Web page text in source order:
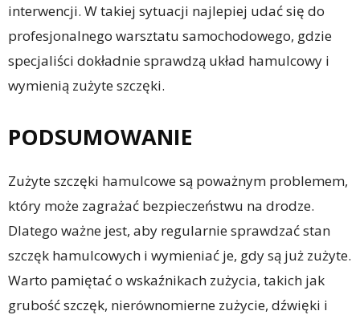
interwencji. W takiej sytuacji najlepiej udać się do
profesjonalnego warsztatu samochodowego, gdzie
specjaliści dokładnie sprawdzą układ hamulcowy i
wymienią zużyte szczęki.
PODSUMOWANIE
Zużyte szczęki hamulcowe są poważnym problemem,
który może zagrażać bezpieczeństwu na drodze.
Dlatego ważne jest, aby regularnie sprawdzać stan
szczęk hamulcowych i wymieniać je, gdy są już zużyte.
Warto pamiętać o wskaźnikach zużycia, takich jak
grubość szczęk, nierównomierne zużycie, dźwięki i